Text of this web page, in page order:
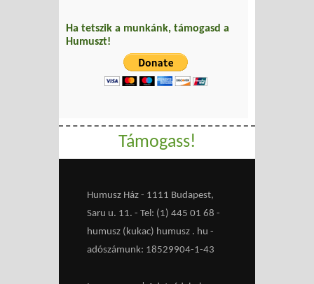
Ha tetszik a munkánk, támogasd a
Humuszt!
Támogass!
Humusz Ház - 1111 Budapest,
Saru u. 11. - Tel: (1) 445 01 68 -
humusz (kukac) humusz . hu -
adószámunk: 18529904-1-43